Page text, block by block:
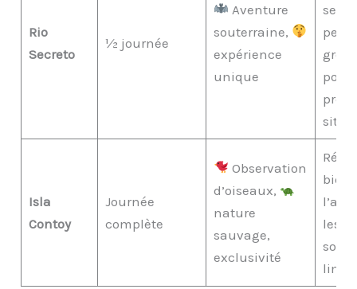
Rio
Secreto
½ journée
Aventure
souterraine,
expérience
unique
se
petit
pour
site.
Isla
Contoy
Journée
complète
Observation
d’oiseaux,
nature
sauvage,
exclusivité
bien
les
sont